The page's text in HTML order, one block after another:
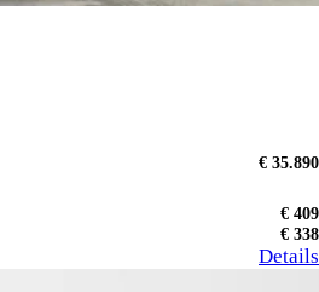
€ 35.890
€ 409
€ 338
Details